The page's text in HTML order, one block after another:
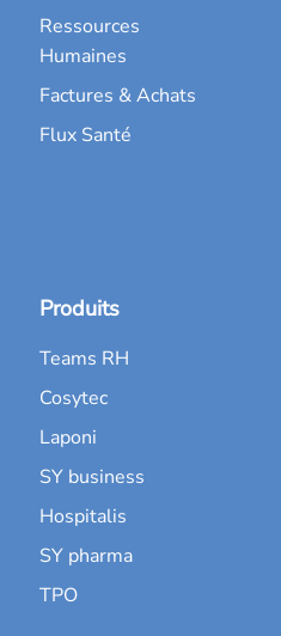
Ressources
Humaines
Factures & Achats
Flux Santé
Produits
Teams RH
Cosytec
Laponi
SY business
Hospitalis
SY pharma
TPO